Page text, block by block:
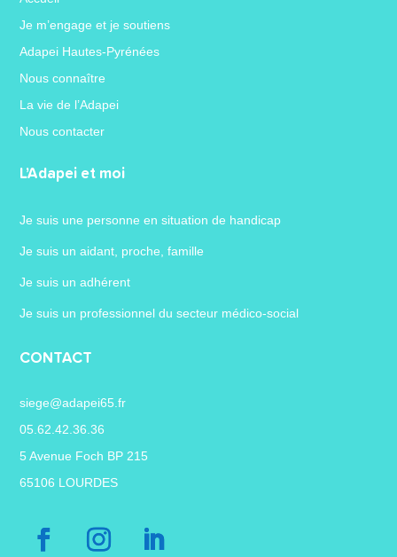
Je m’engage et je soutiens
Adapei Hautes-Pyrénées
Nous connaître
La vie de l’Adapei
Nous contacter
L’Adapei et moi
Je suis une personne en situation de handicap
Je suis un aidant, proche, famille
Je suis un adhérent
Je suis un professionnel du secteur médico-social
CONTACT
siege@adapei65.fr
05.62.42.36.36
5 Avenue Foch BP 215
65106 LOURDES